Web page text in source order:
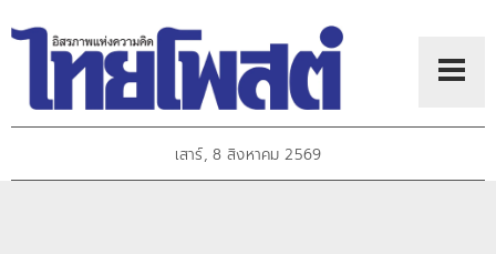
เสาร์, 8 สิงหาคม 2569